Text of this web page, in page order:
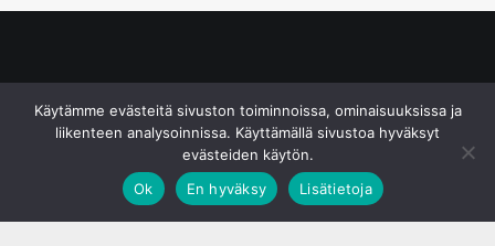
Käytämme evästeitä sivuston toiminnoissa, ominaisuuksissa ja
liikenteen analysoinnissa. Käyttämällä sivustoa hyväksyt
evästeiden käytön.
Ok
En hyväksy Lisätietoja